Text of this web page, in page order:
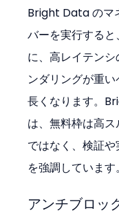
Bright Data のマ
バーを実行する
に、高レイテン
ンダリングが重
長くなります。
は、無料枠は高
ではなく、検証
を強調しています。
アンチブロッ